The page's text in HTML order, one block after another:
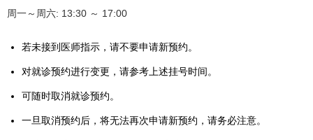
周一～周六: 13:30 ～ 17:00
若未接到医师指示，请不要申请新预约。
对就诊预约进行变更，请参考上述挂号时间。
可随时取消就诊预约。
一旦取消预约后，将无法再次申请新预约，请务必注意。